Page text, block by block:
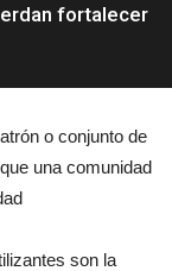
fortalecer
o conjunto de
una comunidad
son la